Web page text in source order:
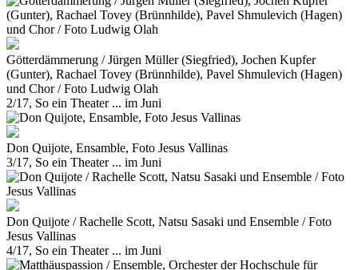
Götterdämmerung / Jürgen Müller (Siegfried), Jochen Kupfer
(Gunter), Rachael Tovey (Brünnhilde), Pavel Shmulevich (Hagen)
und Chor / Foto Ludwig Olah
2/17, So ein Theater ... im Juni
Don Quijote, Ensamble, Foto Jesus Vallinas
3/17, So ein Theater ... im Juni
Don Quijote / Rachelle Scott, Natsu Sasaki und Ensemble / Foto
Jesus Vallinas
4/17, So ein Theater ... im Juni